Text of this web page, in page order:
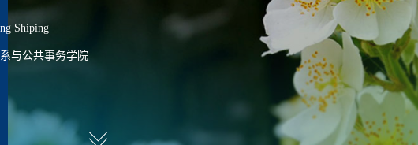
Shiping
与公共事务学院